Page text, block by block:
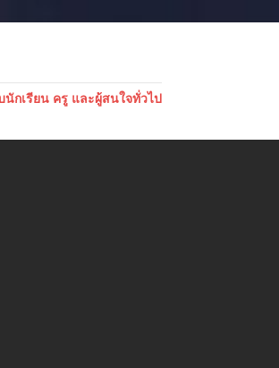
กเรียน ครู และผู้สนใจทั่วไป